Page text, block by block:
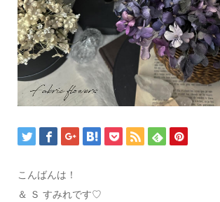
こんばんは！
＆ Ｓ すみれです♡